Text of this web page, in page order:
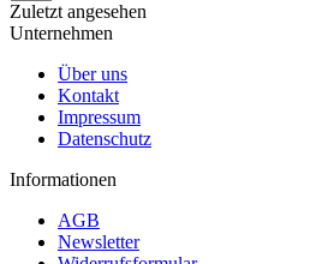
Zuletzt angesehen
Unternehmen
Über uns
Kontakt
Impressum
Datenschutz
Informationen
AGB
Newsletter